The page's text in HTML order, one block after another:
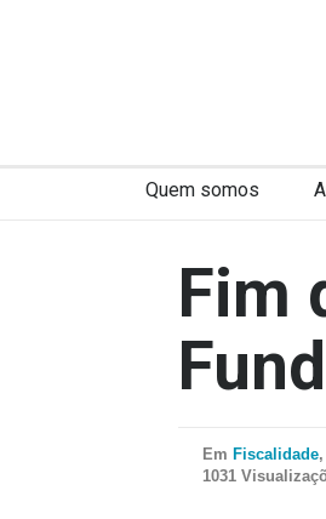
Quem somos
Fim
Em Fiscalidade,
1031